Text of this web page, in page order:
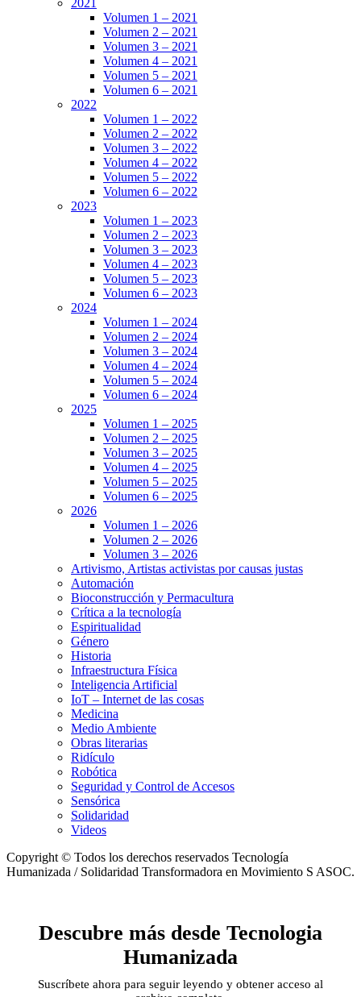
2021
Volumen 1 – 2021
Volumen 2 – 2021
Volumen 3 – 2021
Volumen 4 – 2021
Volumen 5 – 2021
Volumen 6 – 2021
2022
Volumen 1 – 2022
Volumen 2 – 2022
Volumen 3 – 2022
Volumen 4 – 2022
Volumen 5 – 2022
Volumen 6 – 2022
2023
Volumen 1 – 2023
Volumen 2 – 2023
Volumen 3 – 2023
Volumen 4 – 2023
Volumen 5 – 2023
Volumen 6 – 2023
2024
Volumen 1 – 2024
Volumen 2 – 2024
Volumen 3 – 2024
Volumen 4 – 2024
Volumen 5 – 2024
Volumen 6 – 2024
2025
Volumen 1 – 2025
Volumen 2 – 2025
Volumen 3 – 2025
Volumen 4 – 2025
Volumen 5 – 2025
Volumen 6 – 2025
2026
Volumen 1 – 2026
Volumen 2 – 2026
Volumen 3 – 2026
Artivismo, Artistas activistas por causas justas
Automación
Bioconstrucción y Permacultura
Crítica a la tecnología
Espiritualidad
Género
Historia
Infraestructura Física
Inteligencia Artificial
IoT – Internet de las cosas
Medicina
Medio Ambiente
Obras literarias
Ridículo
Robótica
Seguridad y Control de Accesos
Sensórica
Solidaridad
Videos
Copyright © Todos los derechos reservados Tecnología
Humanizada / Solidaridad Transformadora en Movimiento S ASOC.
Descubre más desde Tecnologia
Humanizada
Suscríbete ahora para seguir leyendo y obtener acceso al